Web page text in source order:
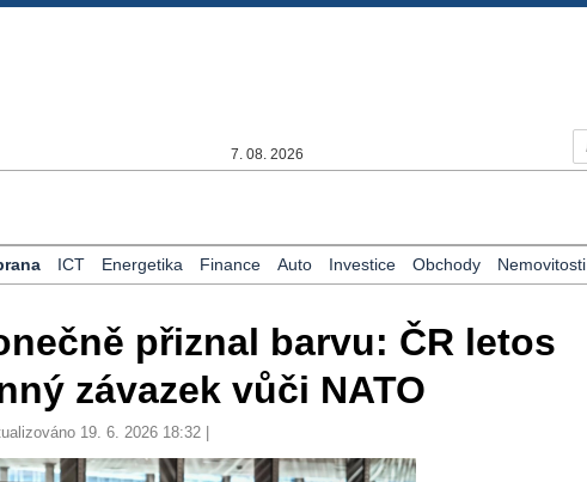
7. 08. 2026
ICT Energetika Finance Auto Investice Obchody Nemovitosti
přiznal barvu: ČR letos
závazek vůči NATO
19. 6. 2026 18:32 |